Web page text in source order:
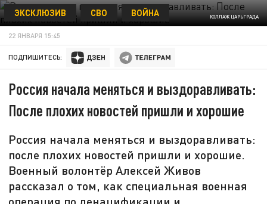
КОЛЛАЖ ЦАРЬГРАДА
ЭКСКЛЮЗИВ СВО ВОЙНА
22 ЯНВАРЯ 15:45
ПОДПИШИТЕСЬ:
Россия начала меняться и выздоравливать:
После плохих новостей пришли и хорошие
Россия начала меняться и выздоравливать:
после плохих новостей пришли и хорошие.
Военный волонтёр Алексей Живов
рассказал о том, как специальная военная
операция по денацификации и